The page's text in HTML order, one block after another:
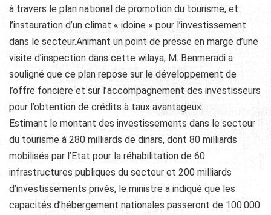
à travers le plan national de promotion du tourisme, et
l’instauration d’un climat « idoine » pour l’investissement
dans le secteur.Animant un point de presse en marge d’une
visite d’inspection dans cette wilaya, M. Benmeradi a
souligné que ce plan repose sur le développement de
l’offre foncière et sur l’accompagnement des investisseurs
pour l’obtention de crédits à taux avantageux.
Estimant le montant des investissements dans le secteur
du tourisme à 280 milliards de dinars, dont 80 milliards
mobilisés par l’Etat pour la réhabilitation de 60
infrastructures publiques du secteur et 200 milliards
d’investissements privés, le ministre a indiqué que les
capacités d’hébergement nationales passeront de 100.000